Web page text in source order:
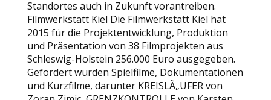
Standortes auch in Zukunft vorantreiben.
Filmwerkstatt Kiel Die Filmwerkstatt Kiel hat
2015 für die Projektentwicklung, Produktion
und Präsentation von 38 Filmprojekten aus
Schleswig-Holstein 256.000 Euro ausgegeben.
Gefördert wurden Spielfilme, Dokumentationen
und Kurzfilme, darunter KREISLÃ„UFER von